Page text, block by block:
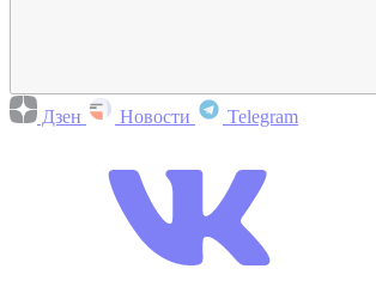
Дзен Новости Telegram